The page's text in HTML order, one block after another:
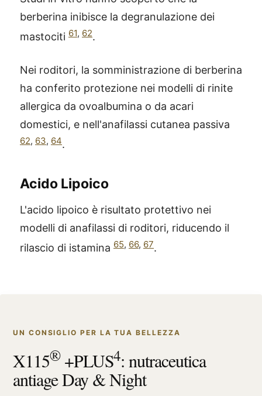
berberina inibisce la degranulazione dei
mastociti 61, 62.
Nei roditori, la somministrazione di berberina
ha conferito protezione nei modelli di rinite
allergica da ovoalbumina o da acari
domestici, e nell'anafilassi cutanea passiva
62, 63, 64.
Acido Lipoico
L'acido lipoico è risultato protettivo nei
modelli di anafilassi di roditori, riducendo il
rilascio di istamina 65, 66, 67.
UN CONSIGLIO PER LA TUA BELLEZZA
X115®+PLUS4: nutraceutica
antiage Day & Night